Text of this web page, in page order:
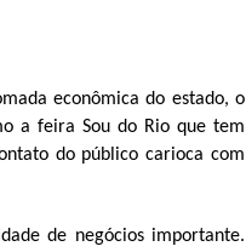
econômica do estado, o
a feira Sou do Rio que tem
do público carioca com
de negócios importante.